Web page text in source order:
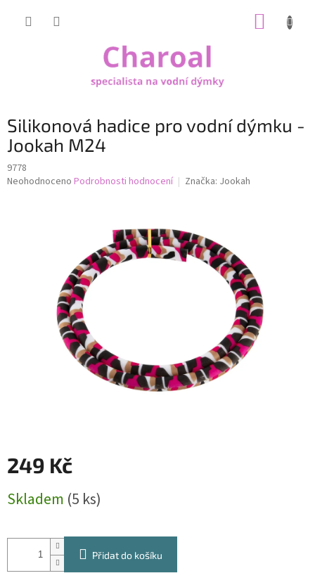
Silikonová hadice pro vodní dýmku -
Jookah M24
9778
Průměrné
Neohodnoceno Podrobnosti hodnocení Značka: Jookah
249 Kč
cena:
Skladem (5 ks)
Přidat do košíku